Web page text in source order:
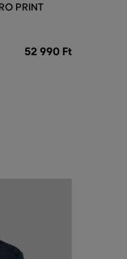
PRINT
52 990 Ft